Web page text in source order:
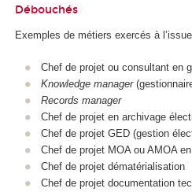
Débouchés
Exemples de métiers exercés à
Chef de projet ou consultant en
Knowledge manager
Records manager
Chef de projet en archivage
Chef de projet GED (gestion
Chef de projet MOA ou AMOA
Chef de projet dématérialisation
Chef de projet documentation